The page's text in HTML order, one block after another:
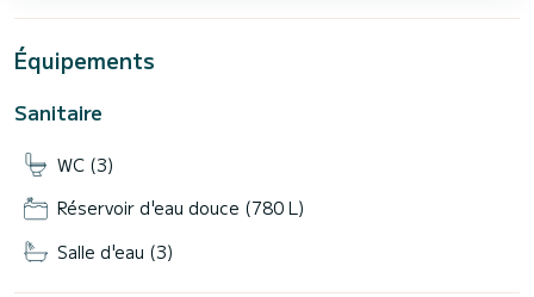
Équipements
Sanitaire
WC (3)
Réservoir d'eau douce (780 L)
Salle d'eau (3)